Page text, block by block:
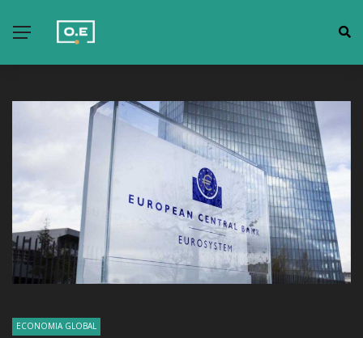
ECONOMIA GLOBAL